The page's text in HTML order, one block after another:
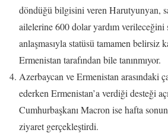
döndüğü bilgisini veren Harutyunyan,
ailelerine 600 dolar yardım verileceğini
anlaşmasıyla statüsü tamamen belirsiz
Ermenistan tarafından bile tanınmıyor.
Azerbaycan ve Ermenistan arasındaki
ederken Ermenistan’a verdiği desteği
Cumhurbaşkanı Macron ise hafta
ziyaret gerçekleştirdi.